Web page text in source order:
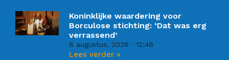
Koninklijke waardering voor
Borculose stichting: ‘Dat was erg
verrassend’
6 augustus, 2026 12:46
Lees verder »